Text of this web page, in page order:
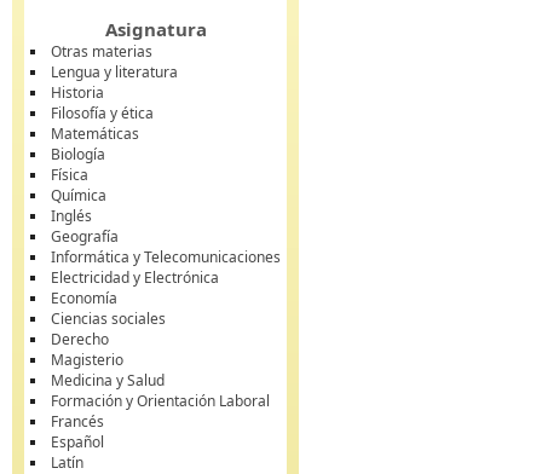
Asignatura
Otras materias
Lengua y literatura
Historia
Filosofía y ética
Matemáticas
Biología
Física
Química
Inglés
Geografía
Informática y Telecomunicaciones
Electricidad y Electrónica
Economía
Ciencias sociales
Derecho
Magisterio
Medicina y Salud
Formación y Orientación Laboral
Francés
Español
Latín